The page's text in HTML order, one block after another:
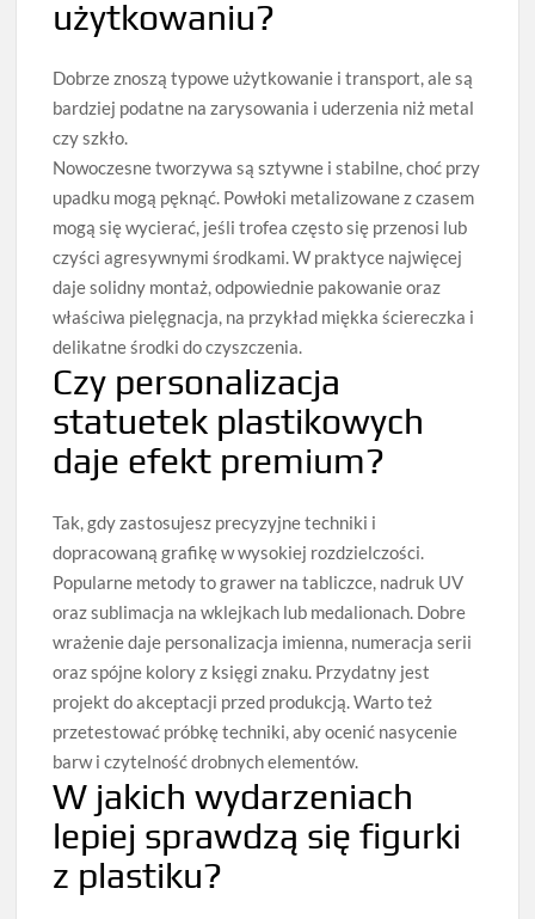
użytkowaniu?
Dobrze znoszą typowe użytkowanie i transport, ale są
bardziej podatne na zarysowania i uderzenia niż metal
czy szkło.
Nowoczesne tworzywa są sztywne i stabilne, choć przy
upadku mogą pęknąć. Powłoki metalizowane z czasem
mogą się wycierać, jeśli trofea często się przenosi lub
czyści agresywnymi środkami. W praktyce najwięcej
daje solidny montaż, odpowiednie pakowanie oraz
właściwa pielęgnacja, na przykład miękka ściereczka i
delikatne środki do czyszczenia.
Czy personalizacja
statuetek plastikowych
daje efekt premium?
Tak, gdy zastosujesz precyzyjne techniki i
dopracowaną grafikę w wysokiej rozdzielczości.
Popularne metody to grawer na tabliczce, nadruk UV
oraz sublimacja na wklejkach lub medalionach. Dobre
wrażenie daje personalizacja imienna, numeracja serii
oraz spójne kolory z księgi znaku. Przydatny jest
projekt do akceptacji przed produkcją. Warto też
przetestować próbkę techniki, aby ocenić nasycenie
barw i czytelność drobnych elementów.
W jakich wydarzeniach
lepiej sprawdzą się figurki
z plastiku?